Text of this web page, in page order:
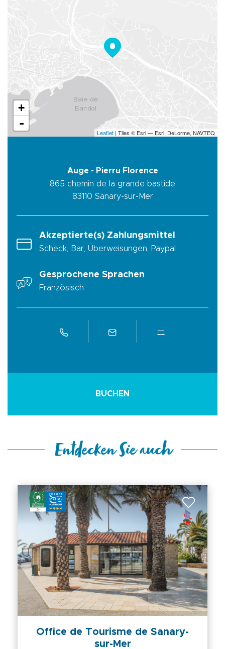
+
-
Leaflet | Tiles © Esri — Esri, DeLorme, NAVTEQ
Auge - Pierru Florence
865 chemin de la grande bastide
83110 Sanary-sur-Mer
Akzeptierte(s) Zahlungsmittel
Scheck, Bar, Überweisungen, Paypal
Gesprochene Sprachen
Französisch
BUCHEN
Entdecken Sie auch
Office de Tourisme de Sanary-
sur-Mer